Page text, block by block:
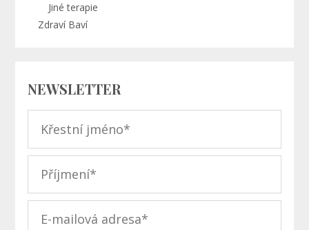
Jiné terapie
Zdraví Baví
NEWSLETTER